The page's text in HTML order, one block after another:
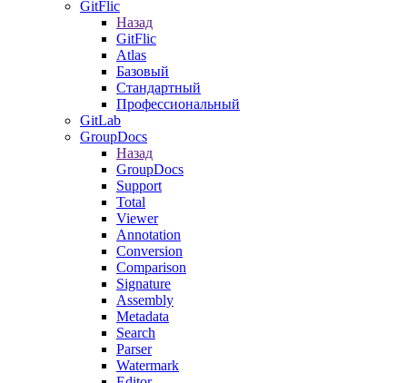
GitFlic
Назад
GitFlic
Atlas
Базовый
Стандартный
Профессиональный
GitLab
GroupDocs
Назад
GroupDocs
Support
Total
Viewer
Annotation
Conversion
Comparison
Signature
Assembly
Metadata
Search
Parser
Watermark